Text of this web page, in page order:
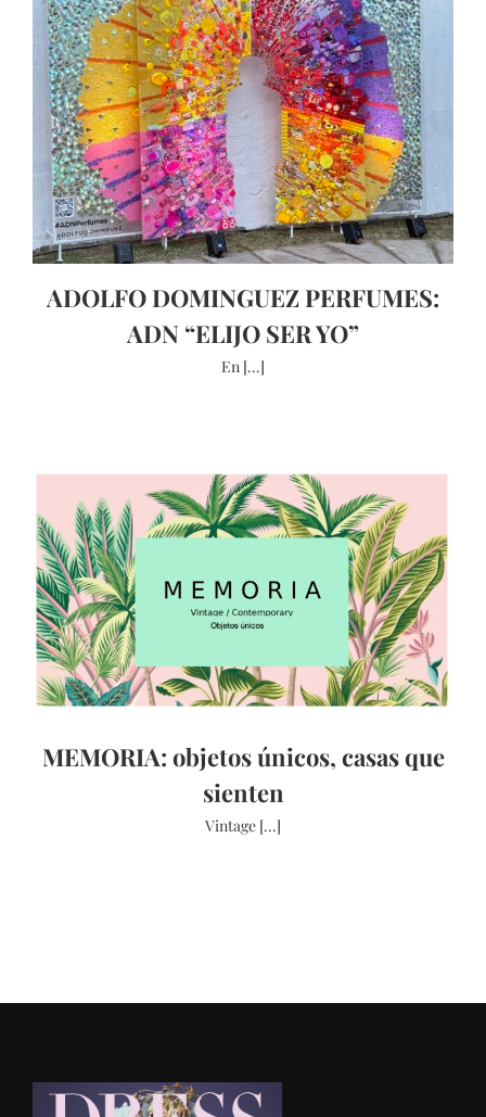
ADOLFO DOMINGUEZ PERFUMES:
ADN “ELIJO SER YO”
En [...]
MEMORIA: objetos únicos, casas que
sienten
Vintage [...]